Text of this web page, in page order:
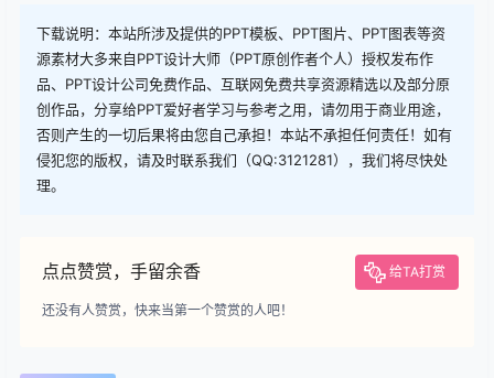
下载说明：本站所涉及提供的PPT模板、PPT图片、PPT图表等资
源素材大多来自PPT设计大师（PPT原创作者个人）授权发布作
品、PPT设计公司免费作品、互联网免费共享资源精选以及部分原
创作品，分享给PPT爱好者学习与参考之用，请勿用于商业用途，
否则产生的一切后果将由您自己承担！本站不承担任何责任！如有
侵犯您的版权，请及时联系我们（QQ:3121281），我们将尽快处
理。
点点赞赏，手留余香 给TA打赏
还没有人赞赏，快来当第一个赞赏的人吧！